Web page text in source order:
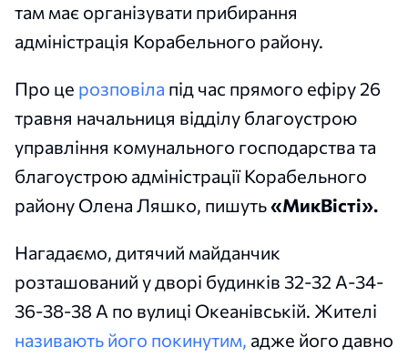
там має організувати прибирання
адміністрація Корабельного району.
Про це розповіла під час прямого ефіру 26
травня начальниця відділу благоустрою
управління комунального господарства та
благоустрою адміністрації Корабельного
району Олена Ляшко, пишуть«МикВісті».
Нагадаємо, дитячий майданчик
розташований у дворі будинків 32-32 А-34-
36-38-38 А по вулиці Океанівській. Жителі
називають його покинутим, адже його давно